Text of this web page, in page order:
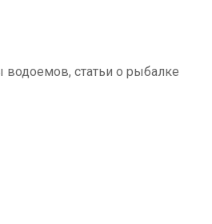
статьи о рыбалке